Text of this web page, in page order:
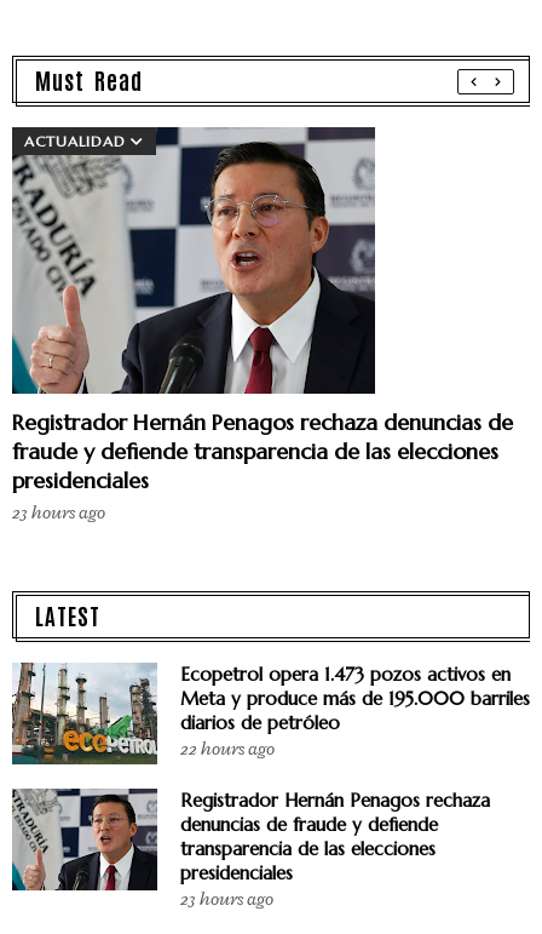
Must Read
ACTUALIDAD
Registrador Hernán Penagos rechaza denuncias de
fraude y defiende transparencia de las elecciones
presidenciales
23 hours ago
LATEST
Ecopetrol opera 1.473 pozos activos en
Meta y produce más de 195.000 barriles
diarios de petróleo
22 hours ago
Registrador Hernán Penagos rechaza
denuncias de fraude y defiende
transparencia de las elecciones
presidenciales
23 hours ago